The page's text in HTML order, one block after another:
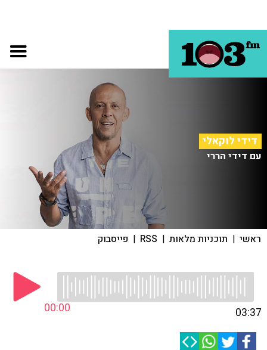
דידי לוקאלי
עם דידי הררי
ראשי | תוכניות מלאות |
RSS
| פייסבוק
00:00 03:37